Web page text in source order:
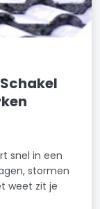
snel in een
stormen
weet zit je